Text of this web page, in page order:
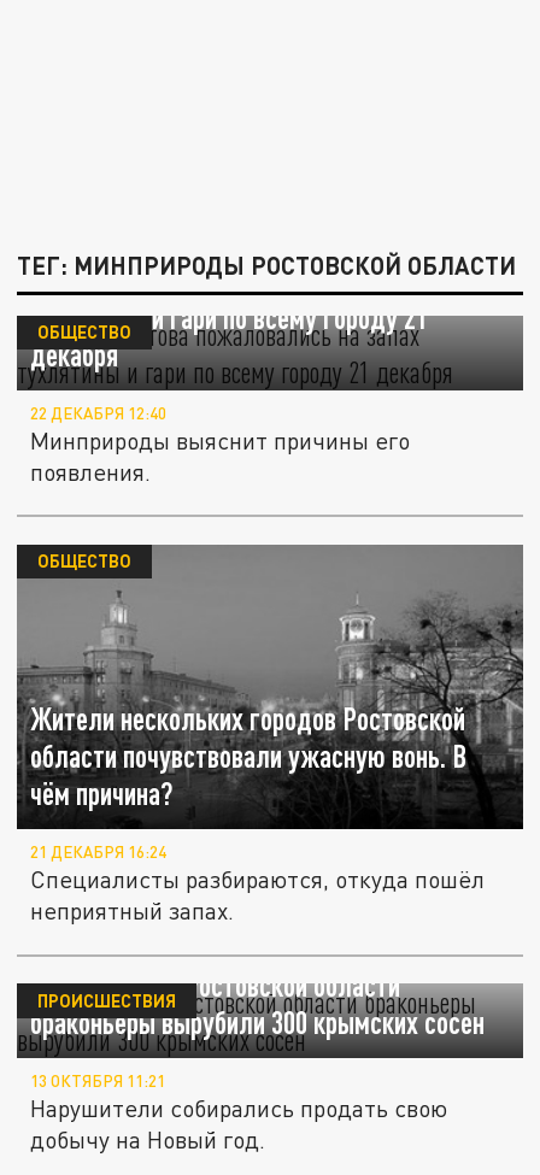
ТЕГ: МИНПРИРОДЫ РОСТОВСКОЙ ОБЛАСТИ
Жители Ростова пожаловались на запах
тухлятины и гари по всему городу 21
декабря
ОБЩЕСТВО
22 ДЕКАБРЯ 12:40
Минприроды выяснит причины его
появления.
Жители нескольких городов Ростовской
области почувствовали ужасную вонь. В
чём причина?
ОБЩЕСТВО
21 ДЕКАБРЯ 16:24
Специалисты разбираются, откуда пошёл
неприятный запах.
Варварство: в Ростовской области
браконьеры вырубили 300 крымских сосен
ПРОИСШЕСТВИЯ
13 ОКТЯБРЯ 11:21
Нарушители собирались продать свою
добычу на Новый год.